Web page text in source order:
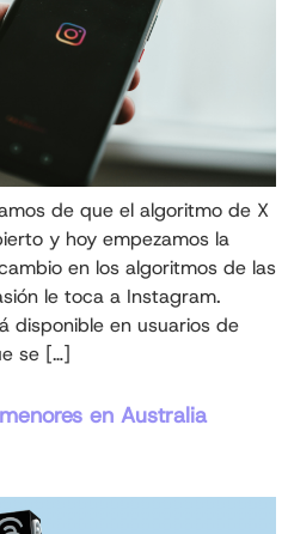
de que el algoritmo de X
y hoy empezamos la
en los algoritmos de las
le toca a Instagram.
disponible en usuarios de
se […]
en Australia